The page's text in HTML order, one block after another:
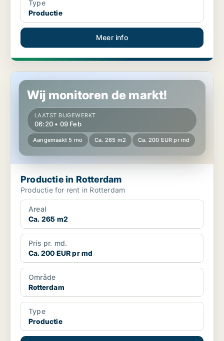
Type
Productie
Meer info
Productie in Rotterdam
Wij monitoren de markt!
LAATST BIJGEWERKT
06:20 • 09 Feb
Aangemaakt 5 mo Ca. 265 m2 Ca. 200 EUR pr md
Productie in Rotterdam
Productie for rent in Rotterdam
Areal
Ca. 265 m2
Pris pr. md.
Ca. 200 EUR pr md
Område
Rotterdam
Type
Productie